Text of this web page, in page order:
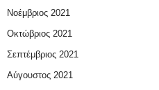
Νοέμβριος 2021
Οκτώβριος 2021
Σεπτέμβριος 2021
Αύγουστος 2021